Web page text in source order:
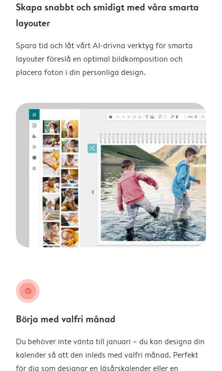
Skapa snabbt och smidigt med våra smarta
layouter
Spara tid och låt vårt AI-drivna verktyg för smarta
layouter föreslå en optimal bildkomposition och
placera foton i din personliga design.
clock
Börja med valfri månad
Du behöver inte vänta till januari – du kan designa din
kalender så att den inleds med valfri månad. Perfekt
för dig som designar en läsårskalender eller en